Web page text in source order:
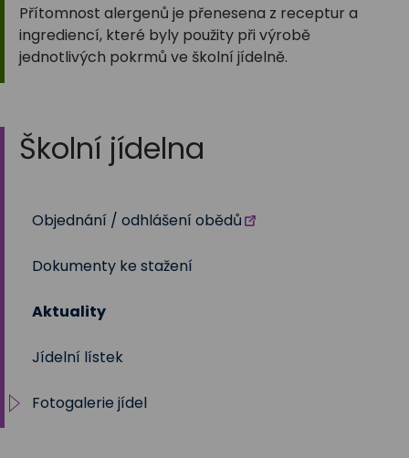
Přítomnost alergenů je přenesena z receptur a
ingrediencí, které byly použity při výrobě
jednotlivých pokrmů ve školní jídelně.
Školní jídelna
Objednání / odhlášení obědů
Dokumenty ke stažení
Aktuality
Jídelní lístek
Fotogalerie jídel